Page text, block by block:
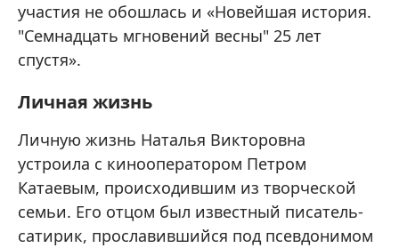
участия не обошлась и «Новейшая история.
"Семнадцать мгновений весны" 25 лет
спустя».
Личная жизнь
Личную жизнь Наталья Викторовна
устроила с кинооператором Петром
Катаевым, происходившим из творческой
семьи. Его отцом был известный писатель-
сатирик, прославившийся под псевдонимом